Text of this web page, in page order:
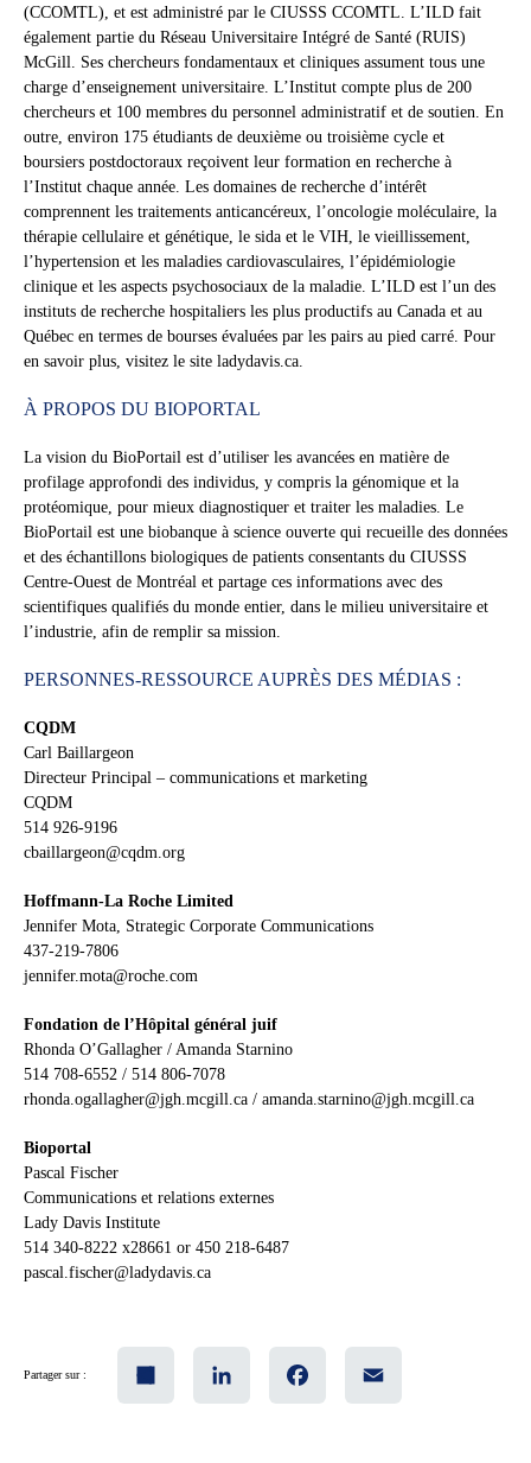
(CCOMTL), et est administré par le CIUSSS CCOMTL. L’ILD fait
également partie du Réseau Universitaire Intégré de Santé (RUIS)
McGill. Ses chercheurs fondamentaux et cliniques assument tous une
charge d’enseignement universitaire. L’Institut compte plus de 200
chercheurs et 100 membres du personnel administratif et de soutien. En
outre, environ 175 étudiants de deuxième ou troisième cycle et
boursiers postdoctoraux reçoivent leur formation en recherche à
l’Institut chaque année. Les domaines de recherche d’intérêt
comprennent les traitements anticancéreux, l’oncologie moléculaire, la
thérapie cellulaire et génétique, le sida et le VIH, le vieillissement,
l’hypertension et les maladies cardiovasculaires, l’épidémiologie
clinique et les aspects psychosociaux de la maladie. L’ILD est l’un des
instituts de recherche hospitaliers les plus productifs au Canada et au
Québec en termes de bourses évaluées par les pairs au pied carré. Pour
en savoir plus, visitez le site ladydavis.ca.
À PROPOS DU BIOPORTAL
La vision du BioPortail est d’utiliser les avancées en matière de
profilage approfondi des individus, y compris la génomique et la
protéomique, pour mieux diagnostiquer et traiter les maladies. Le
BioPortail est une biobanque à science ouverte qui recueille des données
et des échantillons biologiques de patients consentants du CIUSSS
Centre-Ouest de Montréal et partage ces informations avec des
scientifiques qualifiés du monde entier, dans le milieu universitaire et
l’industrie, afin de remplir sa mission.
PERSONNES-RESSOURCE AUPRÈS DES MÉDIAS :
CQDM
Carl Baillargeon
Directeur Principal – communications et marketing
CQDM
514 926-9196
cbaillargeon@cqdm.org
Hoffmann-La Roche Limited
Jennifer Mota, Strategic Corporate Communications
437-219-7806
jennifer.mota@roche.com
Fondation de l’Hôpital général juif
Rhonda O’Gallagher / Amanda Starnino
514 708-6552 / 514 806-7078
rhonda.ogallagher@jgh.mcgill.ca / amanda.starnino@jgh.mcgill.ca
Bioportal
Pascal Fischer
Communications et relations externes
Lady Davis Institute
514 340-8222 x28661 or 450 218-6487
pascal.fischer@ladydavis.ca
Partager sur :